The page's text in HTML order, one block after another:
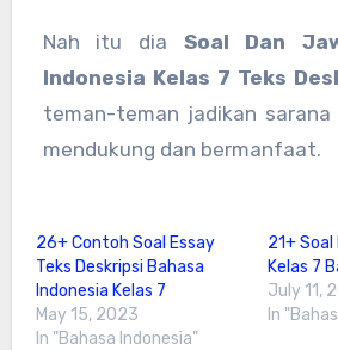
Nah itu dia Soal Dan
Indonesia Kelas 7 Teks
teman-teman jadikan sarana
mendukung dan bermanfaat.
26+ Contoh Soal Essay
Teks Deskripsi Bahasa
Indonesia Kelas 7
May 15, 2023
In "Bahasa Indonesia"
21+
Kelas 7
July 11,
In